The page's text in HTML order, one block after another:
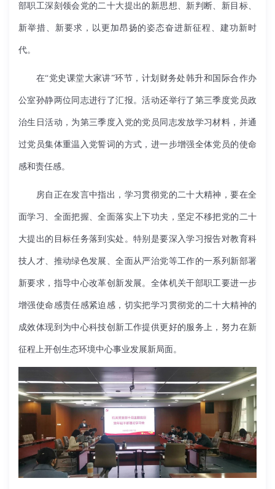
部职工深刻领会党的二十大提出的新思想、新判断、新目标、
新举措、新要求，以更加昂扬的姿态奋进新征程、建功新时
代。
在“党史课堂大家讲”环节，计划财务处韩升和国际合作办
公室孙静两位同志进行了汇报。活动还举行了第三季度党员政
治生日活动，为第三季度入党的党员同志发放学习材料，并通
过党员集体重温入党誓词的方式，进一步增强全体党员的使命
感和责任感。
房自正在发言中指出，学习贯彻党的二十大精神，要在全
面学习、全面把握、全面落实上下功夫，坚定不移把党的二十
大提出的目标任务落到实处。特别是要深入学习报告对教育科
技人才、推动绿色发展、全面从严治党等工作的一系列新部署
新要求，指导中心改革创新发展。全体机关干部职工要进一步
增强使命感责任感紧迫感，切实把学习贯彻党的二十大精神的
成效体现到为中心科技创新工作提供更好的服务上，努力在新
征程上开创生态环境中心事业发展新局面。